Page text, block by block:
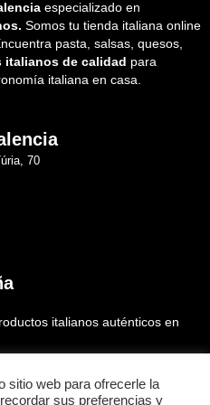
especializado en
Somos tu tienda italiana online
pasta, salsas, quesos,
italianos de calidad para
italiana en casa.
70
italianos auténticos en
sitio web para ofrecerle la
sus preferencias y